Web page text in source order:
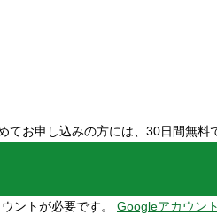
てお申し込みの方には、30日間無料
ントが必要です。 Googleアカウン